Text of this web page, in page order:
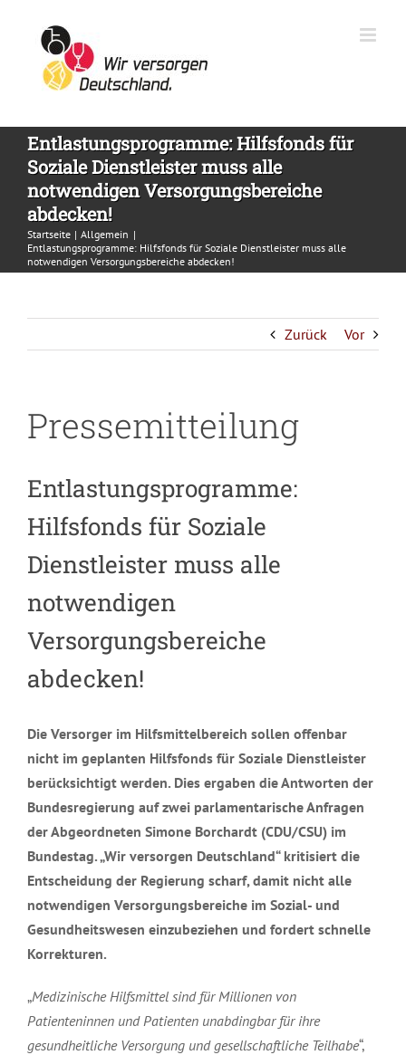
springen
Entlastungsprogramme: Hilfsfonds für
Soziale Dienstleister muss alle
notwendigen Versorgungsbereiche
abdecken!
Startseite
Allgemein
Entlastungsprogramme: Hilfsfonds für Soziale Dienstleister muss alle
notwendigen Versorgungsbereiche abdecken!
Zurück Vor
Pressemitteilung
Entlastungsprogramme:
Hilfsfonds für Soziale
Dienstleister muss alle
notwendigen
Versorgungsbereiche
abdecken!
Die Versorger im Hilfsmittelbereich sollen offenbar
nicht im geplanten Hilfsfonds für Soziale Dienstleister
berücksichtigt werden. Dies ergaben die Antworten der
Bundesregierung auf zwei parlamentarische Anfragen
der Abgeordneten Simone Borchardt (CDU/CSU) im
Bundestag. „Wir versorgen Deutschland“ kritisiert die
Entscheidung der Regierung scharf, damit nicht alle
notwendigen Versorgungsbereiche im Sozial- und
Gesundheitswesen einzubeziehen und fordert schnelle
Korrekturen.
„Medizinische Hilfsmittel sind für Millionen von
Patienteninnen und Patienten unabdingbar für ihre
gesundheitliche Versorgung und gesellschaftliche Teilhabe“,